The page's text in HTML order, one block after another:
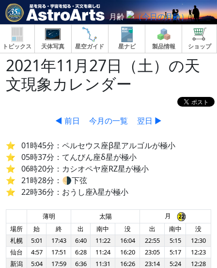
月齢
トピックス 天体写真 星空ガイド 星ナビ 製品情報 ショップ
2021年11月27日（土）の天
文現象カレンダー
◀ 前日 今月の一覧 翌日 ▶
01時45分：ペルセウス座β星アルゴルが極小
05時37分：てんびん座δ星が極小
06時20分：カシオペヤ座RZ星が極小
21時28分：🌗下弦
22時36分：おうし座λ星が極小
薄明 太陽
月
場所
始 終 出 南中 没 出 南中
没
札幌
5:01 17:43 6:40 11:22 16:04 22:55 5:15
12:30
仙台
4:57 17:51 6:28 11:24 16:20 23:05 5:17
12:23
新潟
5:04 17:59 6:36 11:31 16:26 23:14 5:24
12:28